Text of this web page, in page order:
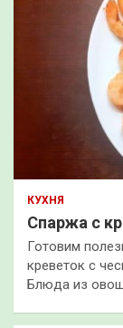
КУХНЯ
Спаржа с
Готовим
креветок с
Блюда из